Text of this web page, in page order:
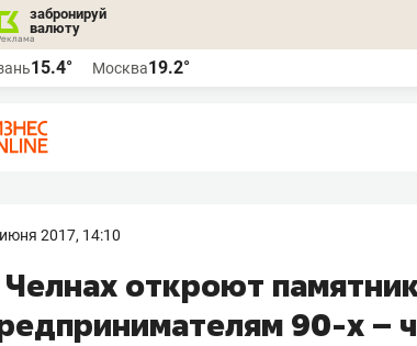
забронируй
валюту
15.4° Москва19.2°
2017, 14:10
откроют
90-х –